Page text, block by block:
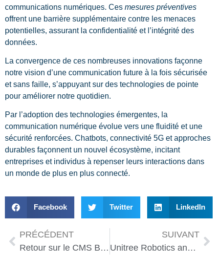
communications numériques. Ces mesures préventives
offrent une barrière supplémentaire contre les menaces
potentielles, assurant la confidentialité et l’intégrité des
données.
La convergence de ces nombreuses innovations façonne
notre vision d’une communication future à la fois sécurisée
et sans faille, s’appuyant sur des technologies de pointe
pour améliorer notre quotidien.
Par l’adoption des technologies émergentes, la
communication numérique évolue vers une fluidité et une
sécurité renforcées. Chatbots, connectivité 5G et approches
durables façonnent un nouvel écosystème, incitant
entreprises et individus à repenser leurs interactions dans
un monde de plus en plus connecté.
Facebook Twitter LinkedIn
PRÉCÉDENT
Retour sur le CMS Berlin 2026 : Les futures innovations robotiques bientôt chez vous.
SUIVANT
Unitree Robotics annonce son entrée en Bourse pour financer sa croissance